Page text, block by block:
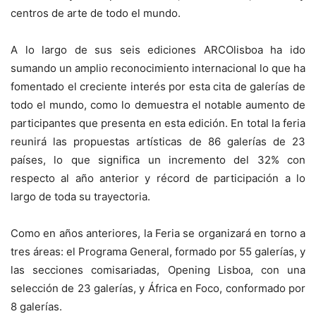
centros de arte de todo el mundo.
A lo largo de sus seis ediciones ARCOlisboa ha ido
sumando un amplio reconocimiento internacional lo que ha
fomentado el creciente interés por esta cita de galerías de
todo el mundo, como lo demuestra el notable aumento de
participantes que presenta en esta edición. En total la feria
reunirá las propuestas artísticas de 86 galerías de 23
países, lo que significa un incremento del 32% con
respecto al año anterior y récord de participación a lo
largo de toda su trayectoria.
Como en años anteriores, la Feria se organizará en torno a
tres áreas: el Programa General, formado por 55 galerías, y
las secciones comisariadas, Opening Lisboa, con una
selección de 23 galerías, y África en Foco, conformado por
8 galerías.